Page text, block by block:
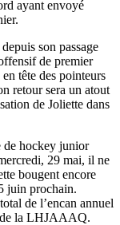
ayant envoyé
son passage
de premier
tête des pointeurs
retour sera un atout
de Joliette dans
de hockey junior
29 mai, il ne
bougent encore
juin prochain.
de l’encan annuel
de la LHJAAAQ.